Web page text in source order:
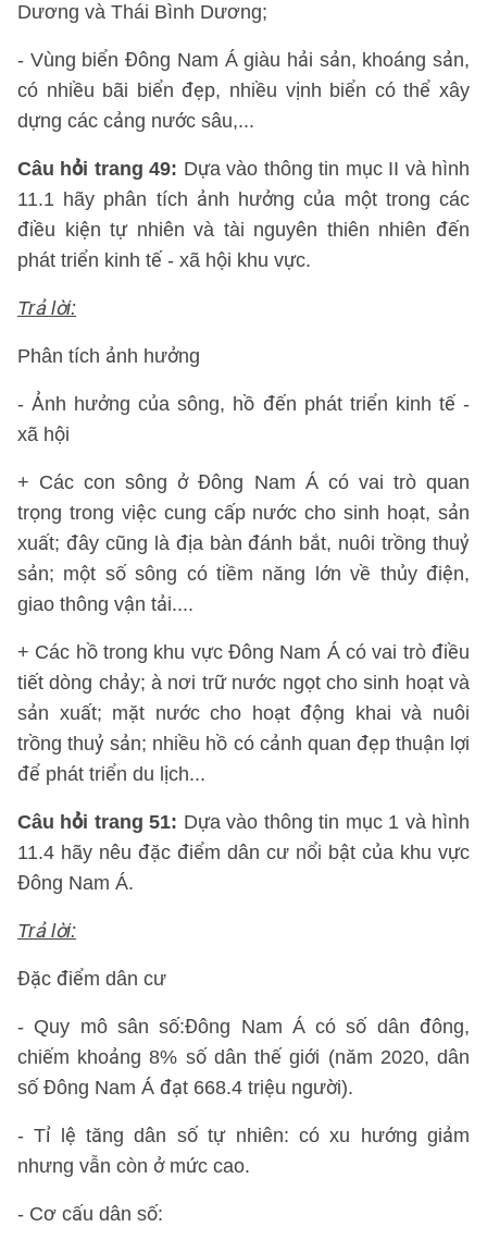
Dương và Thái Bình Dương;
- Vùng biển Đông Nam Á giàu hải sản, khoáng sản,
có nhiều bãi biển đẹp, nhiều vịnh biển có thể xây
dựng các cảng nước sâu,...
Câu hỏi trang 49: Dựa vào thông tin mục II và hình
11.1 hãy phân tích ảnh hưởng của một trong các
điều kiện tự nhiên và tài nguyên thiên nhiên đến
phát triển kinh tế - xã hội khu vực.
Trả lời:
Phân tích ảnh hưởng
- Ảnh hưởng của sông, hồ đến phát triển kinh tế -
xã hội
+ Các con sông ở Đông Nam Á có vai trò quan
trọng trong việc cung cấp nước cho sinh hoạt, sản
xuất; đây cũng là địa bàn đánh bắt, nuôi trồng thuỷ
sản; một số sông có tiềm năng lớn về thủy điện,
giao thông vận tải....
+ Các hồ trong khu vực Đông Nam Á có vai trò điều
tiết dòng chảy; à nơi trữ nước ngọt cho sinh hoạt và
sản xuất; mặt nước cho hoạt động khai và nuôi
trồng thuỷ sản; nhiều hồ có cảnh quan đẹp thuận lợi
để phát triển du lịch...
Câu hỏi trang 51: Dựa vào thông tin mục 1 và hình
11.4 hãy nêu đặc điểm dân cư nổi bật của khu vực
Đông Nam Á.
Trả lời:
Đặc điểm dân cư
- Quy mô sân số:Đông Nam Á có số dân đông,
chiếm khoảng 8% số dân thế giới (năm 2020, dân
số Đông Nam Á đạt 668.4 triệu người).
- Tỉ lệ tăng dân số tự nhiên: có xu hướng giảm
nhưng vẫn còn ở mức cao.
- Cơ cấu dân số: